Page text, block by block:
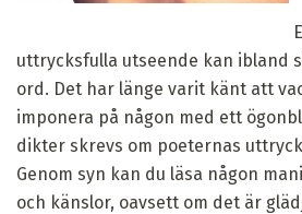
uttrycksfulla utseende kan ibland
ord. Det har länge varit känt att
imponera på någon med ett
dikter skrevs om poeternas
Genom syn kan du läsa någon
och känslor, oavsett om det är